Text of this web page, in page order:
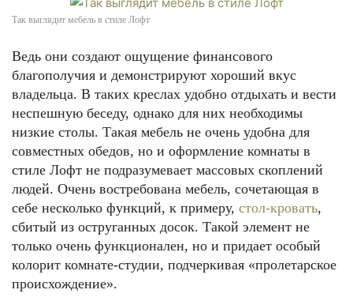
Так выглядит мебель в стиле Лофт
Ведь они создают ощущение финансового
благополучия и демонстрируют хороший вкус
владельца. В таких креслах удобно отдыхать и вести
неспешную беседу, однако для них необходимы
низкие столы. Такая мебель не очень удобна для
совместных обедов, но и оформление комнаты в
стиле Лофт не подразумевает массовых скоплений
людей. Очень востребована мебель, сочетающая в
себе несколько функций, к примеру, стол-кровать,
сбитый из оструганных досок. Такой элемент не
только очень функционален, но и придает особый
колорит комнате-студии, подчеркивая «пролетарское
происхождение».